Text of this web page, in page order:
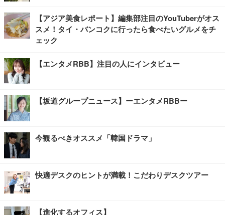
【アジア美食レポート】編集部注目のYouTuberがオス
スメ！タイ・バンコクに行ったら食べたいグルメをチ
ェック
【エンタメRBB】注目の人にインタビュー
【坂道グループニュース】ーエンタメRBBー
今観るべきオススメ「韓国ドラマ」
快適デスクのヒントが満載！こだわりデスクツアー
【進化するオフィス】